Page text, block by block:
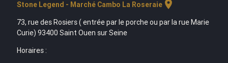
Stone Legend - Marché Cambo La Roseraielocation_on
73, rue des Rosiers ( entrée par le porche ou par la rue Marie
Curie) 93400 Saint Ouen sur Seine
Horaires :